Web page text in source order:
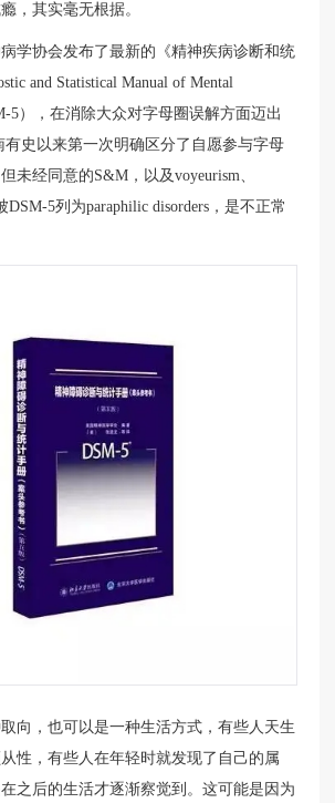
，其实毫无根据。
学协会发布了最新的《精神疾病诊断和统
and Statistical Manual of Mental
5），在消除大众对字母圈误解方面迈出
有史以来第一次明确区分了自愿参与字母
未经同意的S&M，以及voyeurism、
DSM-5列为paraphilic disorders，是不正常
向，也可以是一种生活方式，有些人天生
性，有些人在年轻时就发现了自己的属
之后的生活才逐渐察觉到。这可能是因为